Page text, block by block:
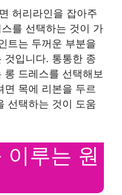
허리라인을 잡아주
를 선택하는 것이 가
트는 두꺼운 부분을
것입니다. 통통한 종
롱 드레스를 선택해보
면 목에 리본을 두르
선택하는 것이 도움
루는 원